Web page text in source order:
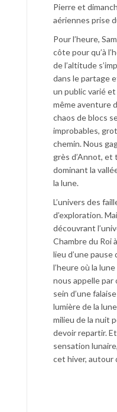
Pierre et
aériennes prise
Pour l’heure,
côte pour qu’à
de l’altitude
dans le partage
un public varié
même aventure
chaos de blocs
improbables,
chemin. Nous
grès d’Annot,
dominant la
la lune.
L’univers des
d’exploration.
découvrant
Chambre du Roi
lieu d’une
l’heure où la
nous appelle par
sein d’une
lumière de la
milieu de la nuit
devoir repartir.
sensation
cet hiver, autour